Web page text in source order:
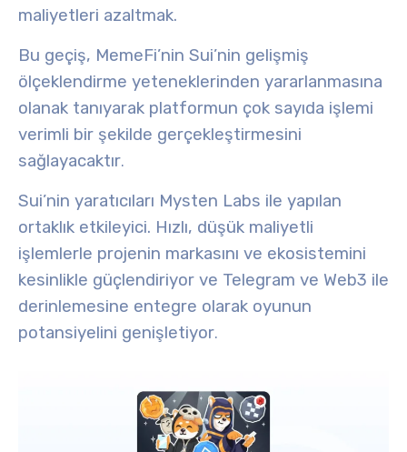
maliyetleri azaltmak.
Bu geçiş, MemeFi’nin Sui’nin gelişmiş
ölçeklendirme yeteneklerinden yararlanmasına
olanak tanıyarak platformun çok sayıda işlemi
verimli bir şekilde gerçekleştirmesini
sağlayacaktır.
Sui’nin yaratıcıları Mysten Labs ile yapılan
ortaklık etkileyici. Hızlı, düşük maliyetli
işlemlerle projenin markasını ve ekosistemini
kesinlikle güçlendiriyor ve Telegram ve Web3 ile
derinlemesine entegre olarak oyunun
potansiyelini genişletiyor.